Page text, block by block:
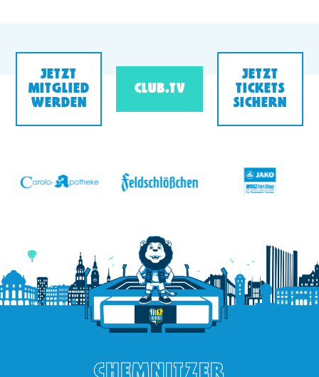
JETZT
MITGLIED
WERDEN
CLUB.TV
JETZT
TICKETS
SICHERN
CHEMNITZER